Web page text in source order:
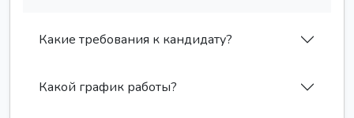
Какие требования к кандидату?
Какой график работы?